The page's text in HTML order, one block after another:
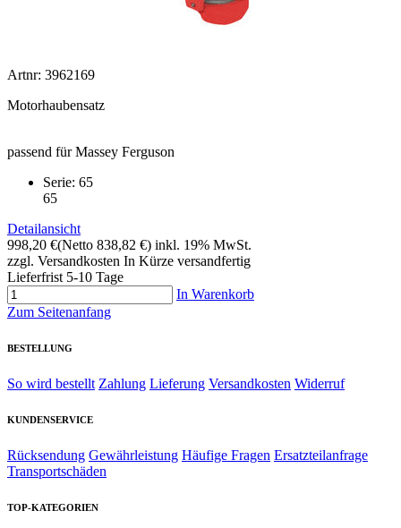
Artnr: 3962169
Motorhaubensatz
passend für Massey Ferguson
Serie: 65
65
Detailansicht
998,20 €(Netto 838,82 €) inkl. 19% MwSt.
zzgl. Versandkosten In Kürze versandfertig
Lieferfrist 5-10 Tage
In Warenkorb
Zum Seitenanfang
BESTELLUNG
So wird bestellt Zahlung Lieferung Versandkosten Widerruf
KUNDENSERVICE
Rücksendung Gewährleistung Häufige Fragen Ersatzteilanfrage
Transportschäden
TOP-KATEGORIEN